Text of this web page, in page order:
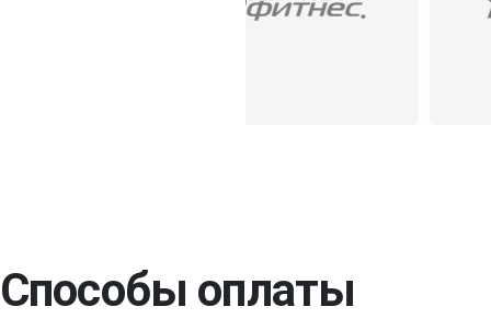
Способы оплаты